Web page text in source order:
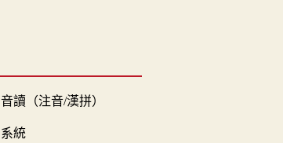
音讀（注音/漢拼）
系統